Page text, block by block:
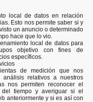
local de datos en relación
Esto nos permite saber si y
un anuncio o determinado
hace que lo vio.
local de datos para
objetivo con fines de
específicos.
de medición que nos
análisis relativos a nuestros
nos permiten reconocer el
tiempo y averiguar si el
anteriormente y si es así con